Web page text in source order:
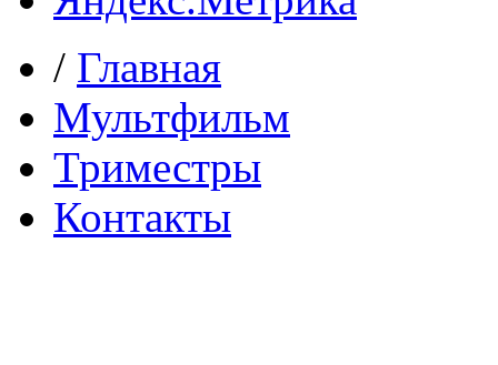
/ Главная
Мультфильм
Триместры
Контакты